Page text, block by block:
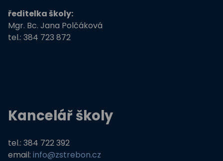
ředitelka školy:
Mgr. Bc. Jana Polčáková
tel.: 384 723 872
Kancelář školy
tel.: 384 722 392
email: info@zstrebon.cz